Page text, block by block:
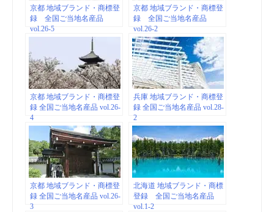
京都 地域ブランド・商標登
録 全国ご当地名産品
vol.26-5
京都 地域ブランド・商標登
録 全国ご当地名産品
vol.26-2
京都 地域ブランド・商標登
録 全国ご当地名産品 vol.26-
4
兵庫 地域ブランド・商標登
録 全国ご当地名産品 vol.28-
2
京都 地域ブランド・商標登
録 全国ご当地名産品 vol.26-
3
北海道 地域ブランド・商標
登録 全国ご当地名産品
vol.1-2